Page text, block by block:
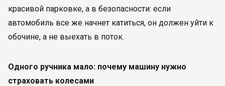
красивой парковке, а в безопасности: если
автомобиль все же начнет катиться, он должен уйти к
обочине, а не выехать в поток.
Одного ручника мало: почему машину нужно
страховать колесами